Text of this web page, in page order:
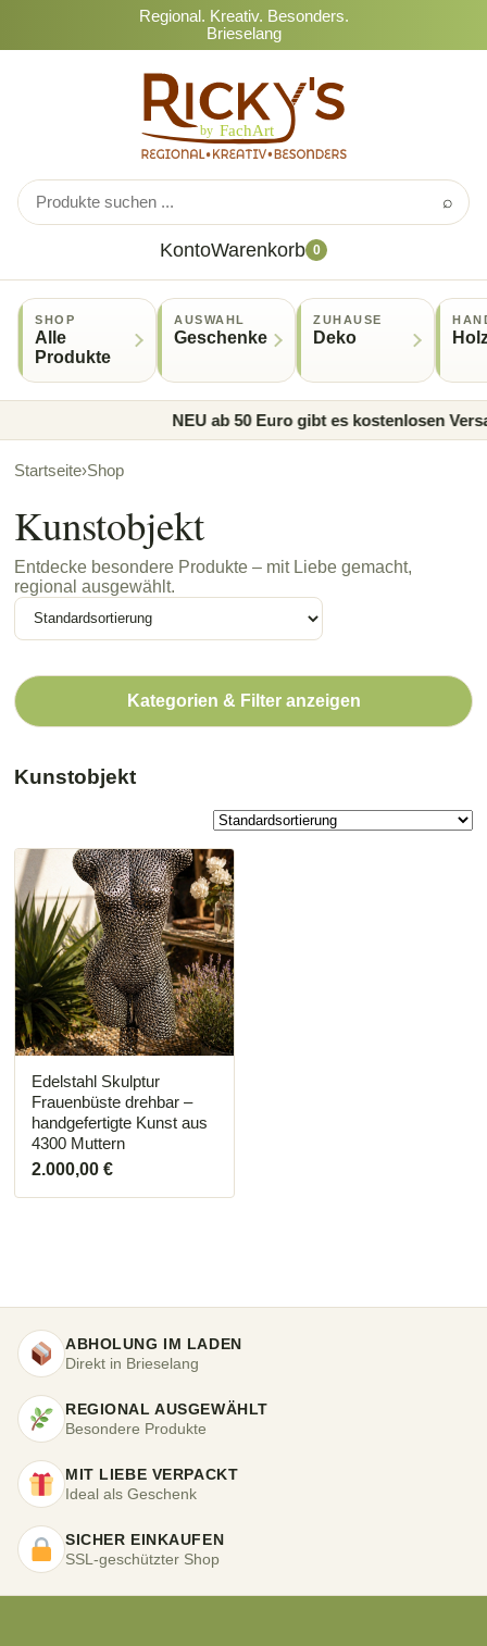
Regional. Kreativ. Besonders.
Brieselang
⌕
KontoWarenkorb 0
SHOP
Alle
Produkte
AUSWAHL
Geschenke
ZUHAUSE
Deko
NEU ab 50 Euro gibt es kostenlosen
Startseite›Shop
Kunstobjekt
Entdecke besondere Produkte – mit Liebe gemacht,
regional ausgewählt.
Kategorien & Filter anzeigen
Kunstobjekt
Edelstahl Skulptur
Frauenbüste drehbar –
handgefertigte Kunst aus
4300 Muttern
2.000,00 €
ABHOLUNG IM LADEN
Direkt in Brieselang
REGIONAL AUSGEWÄHLT
Besondere Produkte
MIT LIEBE VERPACKT
Ideal als Geschenk
SICHER EINKAUFEN
SSL-geschützter Shop